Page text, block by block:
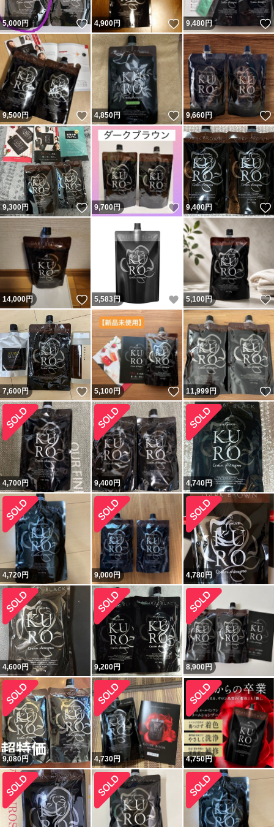
5,000円 いいね！
4,900円 いいね！
9,480円
9,500円 いいね！
4,850円 いいね！
9,660円
9,300円 いいね！
9,700円 いいね！
9,400円
14,000円 いいね！
5,583円 いいね！
5,100円
7,600円 いいね！
5,100円 いいね！
11,999円
4,700円 9,400円 4,740円
4,720円 9,000円 4,780円
4,600円 9,200円 8,900円
9,080円 4,730円 4,750円